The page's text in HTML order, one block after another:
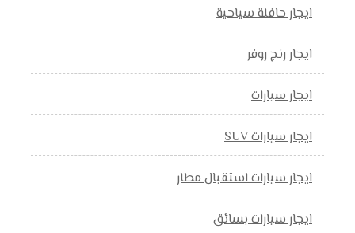
ايجار حافلة سياحية
ايجار رنج روفر
ايجار سيارات
ايجار سيارات SUV
ايجار سيارات استقبال مطار
ايجار سيارات بسائق